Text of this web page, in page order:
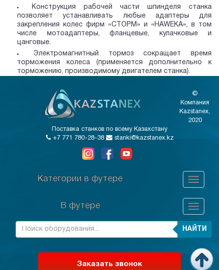
Конструкция рабочей части шпинделя станка
позволяет устанавливать любые адаптеры для
закрепления колес фирм «СТОРМ» и «HAWEKA», в том
числе мотоадаптеры, фланцевые, кулачковые и
цанговые.
Электромагнитный тормоз сокращает время
торможения колеса (применяется дополнительно к
торможению, производимому двигателем станка).
©
Компания
Kazstanex,
2020
Поставка станков по всему Казахстану
+7 771 780-28-38
stanki@kazstanex.kz
Категории в футере
В футере
НАЙТИ
Заказать звонок